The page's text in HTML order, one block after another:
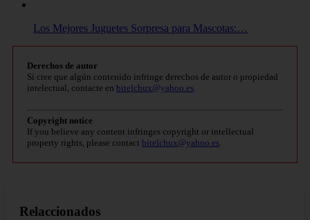
Los Mejores Juguetes Sorpresa para Mascotas:…
Derechos de autor
Si cree que algún contenido infringe derechos de autor o propiedad
intelectual, contacte en bitelchux@yahoo.es.
Copyright notice
If you believe any content infringes copyright or intellectual
property rights, please contact bitelchux@yahoo.es.
Relaccionados